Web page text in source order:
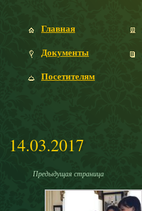
Главная
Документы
Посетителям
14.03.2017
Предыдущая страница